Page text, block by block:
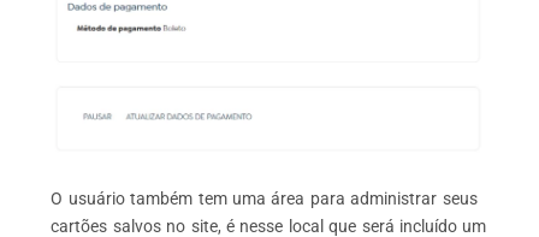
O usuário também tem uma área para administrar seus
cartões salvos no site, é nesse local que será incluído um